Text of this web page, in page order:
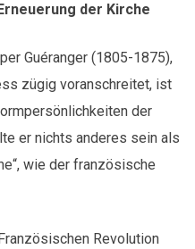
der Kirche
Guéranger (1805-1875),
zügig voranschreitet, ist
der
er nichts anderes sein als
wie der französische
Revolution